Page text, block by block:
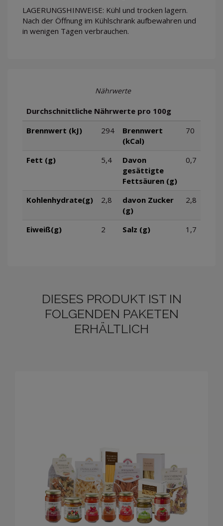
LAGERUNGSHINWEISE: Kühl und trocken lagern.
Nach der Öffnung im Kühlschrank aufbewahren und
in wenigen Tagen verbrauchen.
Nährwerte
Durchschnittliche Nährwerte pro 100g
Brennwert (kJ)
294
Brennwert
(kCal)
70
Fett (g) 5,4
Davon
gesättigte
Fettsäuren (g)
0,7
Kohlenhydrate(g) 2,8
davon Zucker
(g)
2,8
Eiweiß(g) 2 Salz (g) 1,7
DIESES PRODUKT IST IN
FOLGENDEN PAKETEN
ERHÄLTLICH